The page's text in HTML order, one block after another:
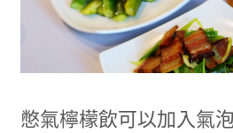
憋氣檸檬飲可以加入氣